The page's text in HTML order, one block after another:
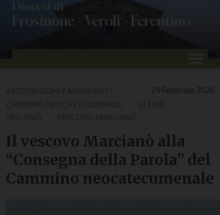
Diocesi di
Frosinone - Veroli - Ferentino
24 Febbraio 2026
ASSOCIAZIONI E MOVIMENTI
CAMMINO NEOCATECUMENALE
ULTIME
VESCOVO
VESCOVO MARCIANÒ
Il vescovo Marcianò alla
“Consegna della Parola” del
Cammino neocatecumenale